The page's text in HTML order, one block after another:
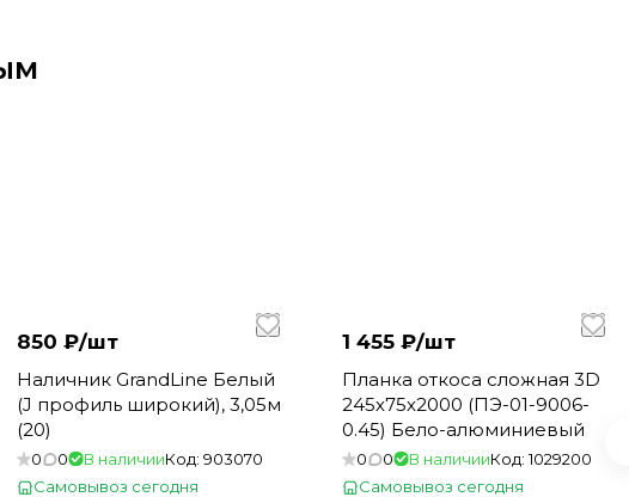
850 ₽/шт
Наличник GrandLine Белый
(J профиль широкий), 3,05м
(20)
0 0 В наличииКод: 903070
Самовывоз сегодня
1 455 ₽/шт
Планка откоса сложная 3D
245х75х2000 (ПЭ-01-9006-
0.45) Бело-алюминиевый
0 0 В наличииКод:1029200
Самовывоз сегодня